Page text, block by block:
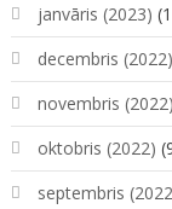
janvāris (2023)
decembris (2022)
novembris (2022)
oktobris (2022)
septembris